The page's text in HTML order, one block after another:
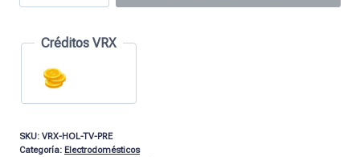
Créditos VRX
SKU: VRX-HOL-TV-PRE
Categoría: Electrodomésticos